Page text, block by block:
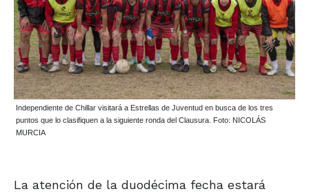
Independiente de Chillar visitará a Estrellas de Juventud en busca de los tres
puntos que lo clasifiquen a la siguiente ronda del Clausura. Foto: NICOLÁS
MURCIA
La atención de la duodécima fecha estará